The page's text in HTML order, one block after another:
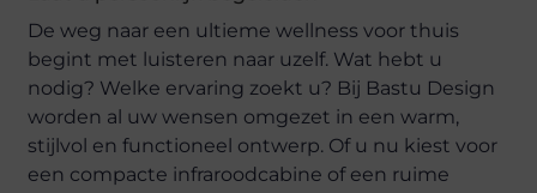
De weg naar een ultieme wellness voor thuis
begint met luisteren naar uzelf. Wat hebt u
nodig? Welke ervaring zoekt u? Bij Bastu Design
worden al uw wensen omgezet in een warm,
stijlvol en functioneel ontwerp. Of u nu kiest voor
een compacte infraroodcabine of een ruime